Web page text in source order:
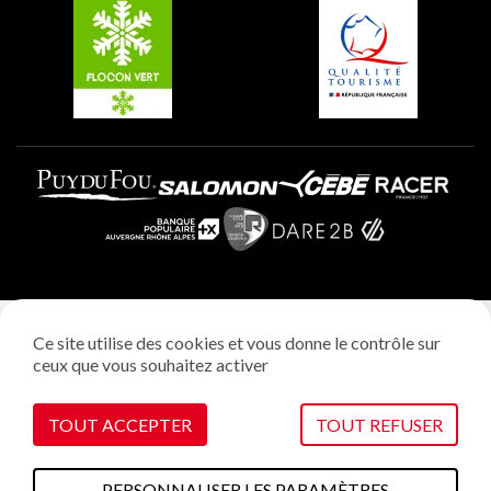
Plagne Villages
Plagne Aime 2000
Gestion des cookies
Ce site utilise des cookies et vous donne le contrôle sur
ceux que vous souhaitez activer
TOUT ACCEPTER TOUT REFUSER